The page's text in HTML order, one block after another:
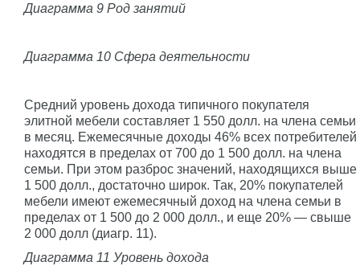
Диаграмма 9 Род занятий
Диаграмма 10 Сфера деятельности
Средний уровень дохода типичного покупателя
элитной мебели составляет 1 550 долл. на члена семьи
в месяц. Ежемесячные доходы 46% всех потребителей
находятся в пределах от 700 до 1 500 долл. на члена
семьи. При этом разброс значений, находящихся выше
1 500 долл., достаточно широк. Так, 20% покупателей
мебели имеют ежемесячный доход на члена семьи в
пределах от 1 500 до 2 000 долл., и еще 20% — свыше
2 000 долл (диагр. 11).
Диаграмма 11 Уровень дохода